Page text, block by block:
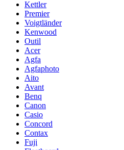
Kettler
Premier
Voigtländer
Kenwood
Outil
Acer
Agfa
Agfaphoto
Aito
Avant
Benq
Canon
Casio
Concord
Contax
Fuji